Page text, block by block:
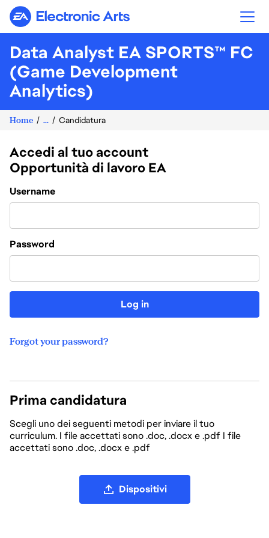
Electronic Arts
Data Analyst EA SPORTS™ FC
(Game Development
Analytics)
Home ... Candidatura
Accedi al tuo account
Opportunità di lavoro EA
Login
Username
Password
Log in
Forgot your password?
Prima candidatura
Scegli uno dei seguenti metodi per inviare il tuo
curriculum. I file accettati sono .doc, .docx e .pdf I file
accettati sono .doc, .docx e .pdf
Dispositivi